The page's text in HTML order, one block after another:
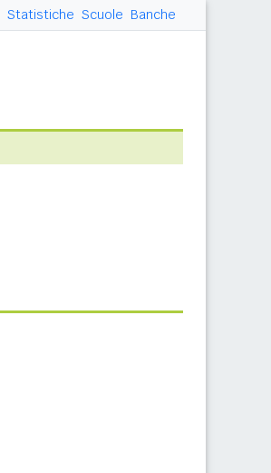
Statistiche Scuole Banche